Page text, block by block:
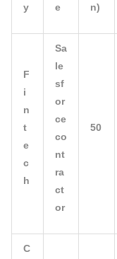
y
e
n)
F
i
n
t
e
c
h
Sa
le
sf
or
ce
co
nt
ra
ct
or
50
C